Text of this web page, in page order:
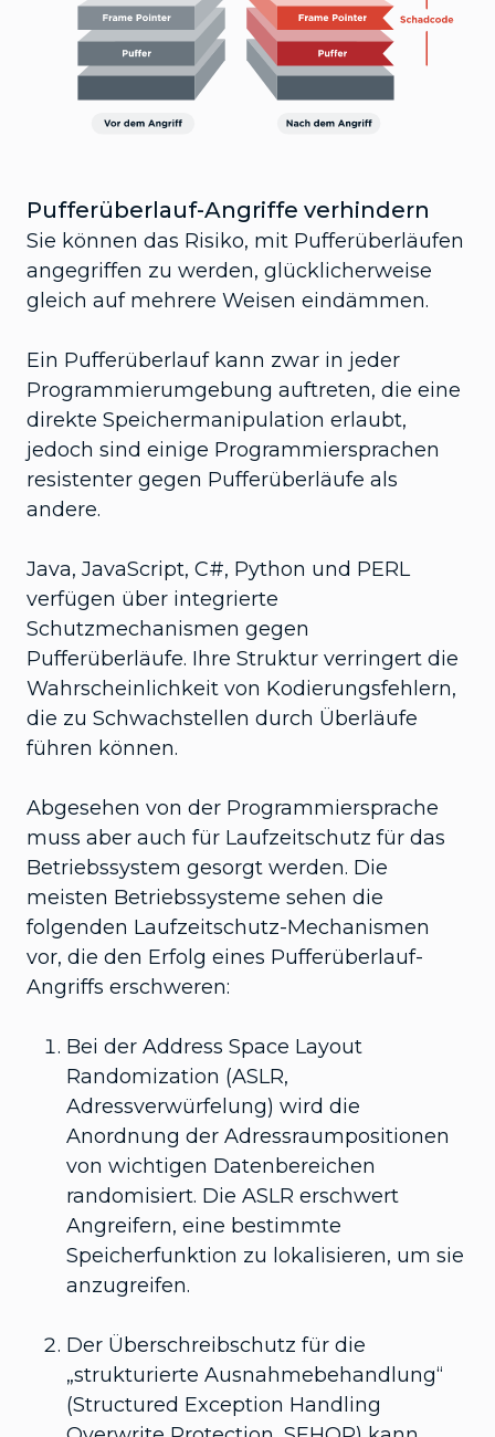
Pufferüberlauf-Angriffe verhindern
Sie können das Risiko, mit Pufferüberläufen
angegriffen zu werden, glücklicherweise
gleich auf mehrere Weisen eindämmen.
Ein Pufferüberlauf kann zwar in jeder
Programmierumgebung auftreten, die eine
direkte Speichermanipulation erlaubt,
jedoch sind einige Programmiersprachen
resistenter gegen Pufferüberläufe als
andere.
Java, JavaScript, C#, Python und PERL
verfügen über integrierte
Schutzmechanismen gegen
Pufferüberläufe. Ihre Struktur verringert die
Wahrscheinlichkeit von Kodierungsfehlern,
die zu Schwachstellen durch Überläufe
führen können.
Abgesehen von der Programmiersprache
muss aber auch für Laufzeitschutz für das
Betriebssystem gesorgt werden. Die
meisten Betriebssysteme sehen die
folgenden Laufzeitschutz-Mechanismen
vor, die den Erfolg eines Pufferüberlauf-
Angriffs erschweren:
Bei der Address Space Layout
Randomization (ASLR,
Adressverwürfelung) wird die
Anordnung der Adressraumpositionen
von wichtigen Datenbereichen
randomisiert. Die ASLR erschwert
Angreifern, eine bestimmte
Speicherfunktion zu lokalisieren, um sie
anzugreifen.
Der Überschreibschutz für die
„strukturierte Ausnahmebehandlung“
(Structured Exception Handling